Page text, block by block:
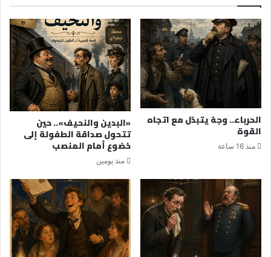
الحرباء.. وجهٌ يتبدّل مع اتجاه
القوة
منذ 16 ساعة
«البدين والنحيف».. حين
تتحول صداقة الطفولة إلى
خضوع أمام المنصب
منذ يومين